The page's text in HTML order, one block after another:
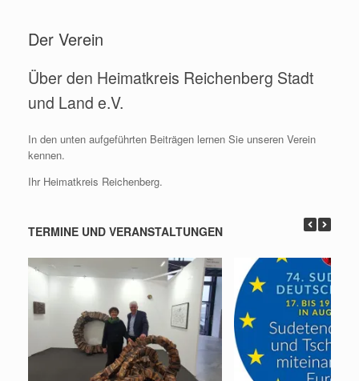
springenDer Verein
Über den Heimatkreis Reichenberg Stadt
und Land e.V.
In den unten aufgeführten Beiträgen lernen Sie unseren Verein
kennen.
Ihr Heimatkreis Reichenberg.
TERMINE UND VERANSTALTUNGEN